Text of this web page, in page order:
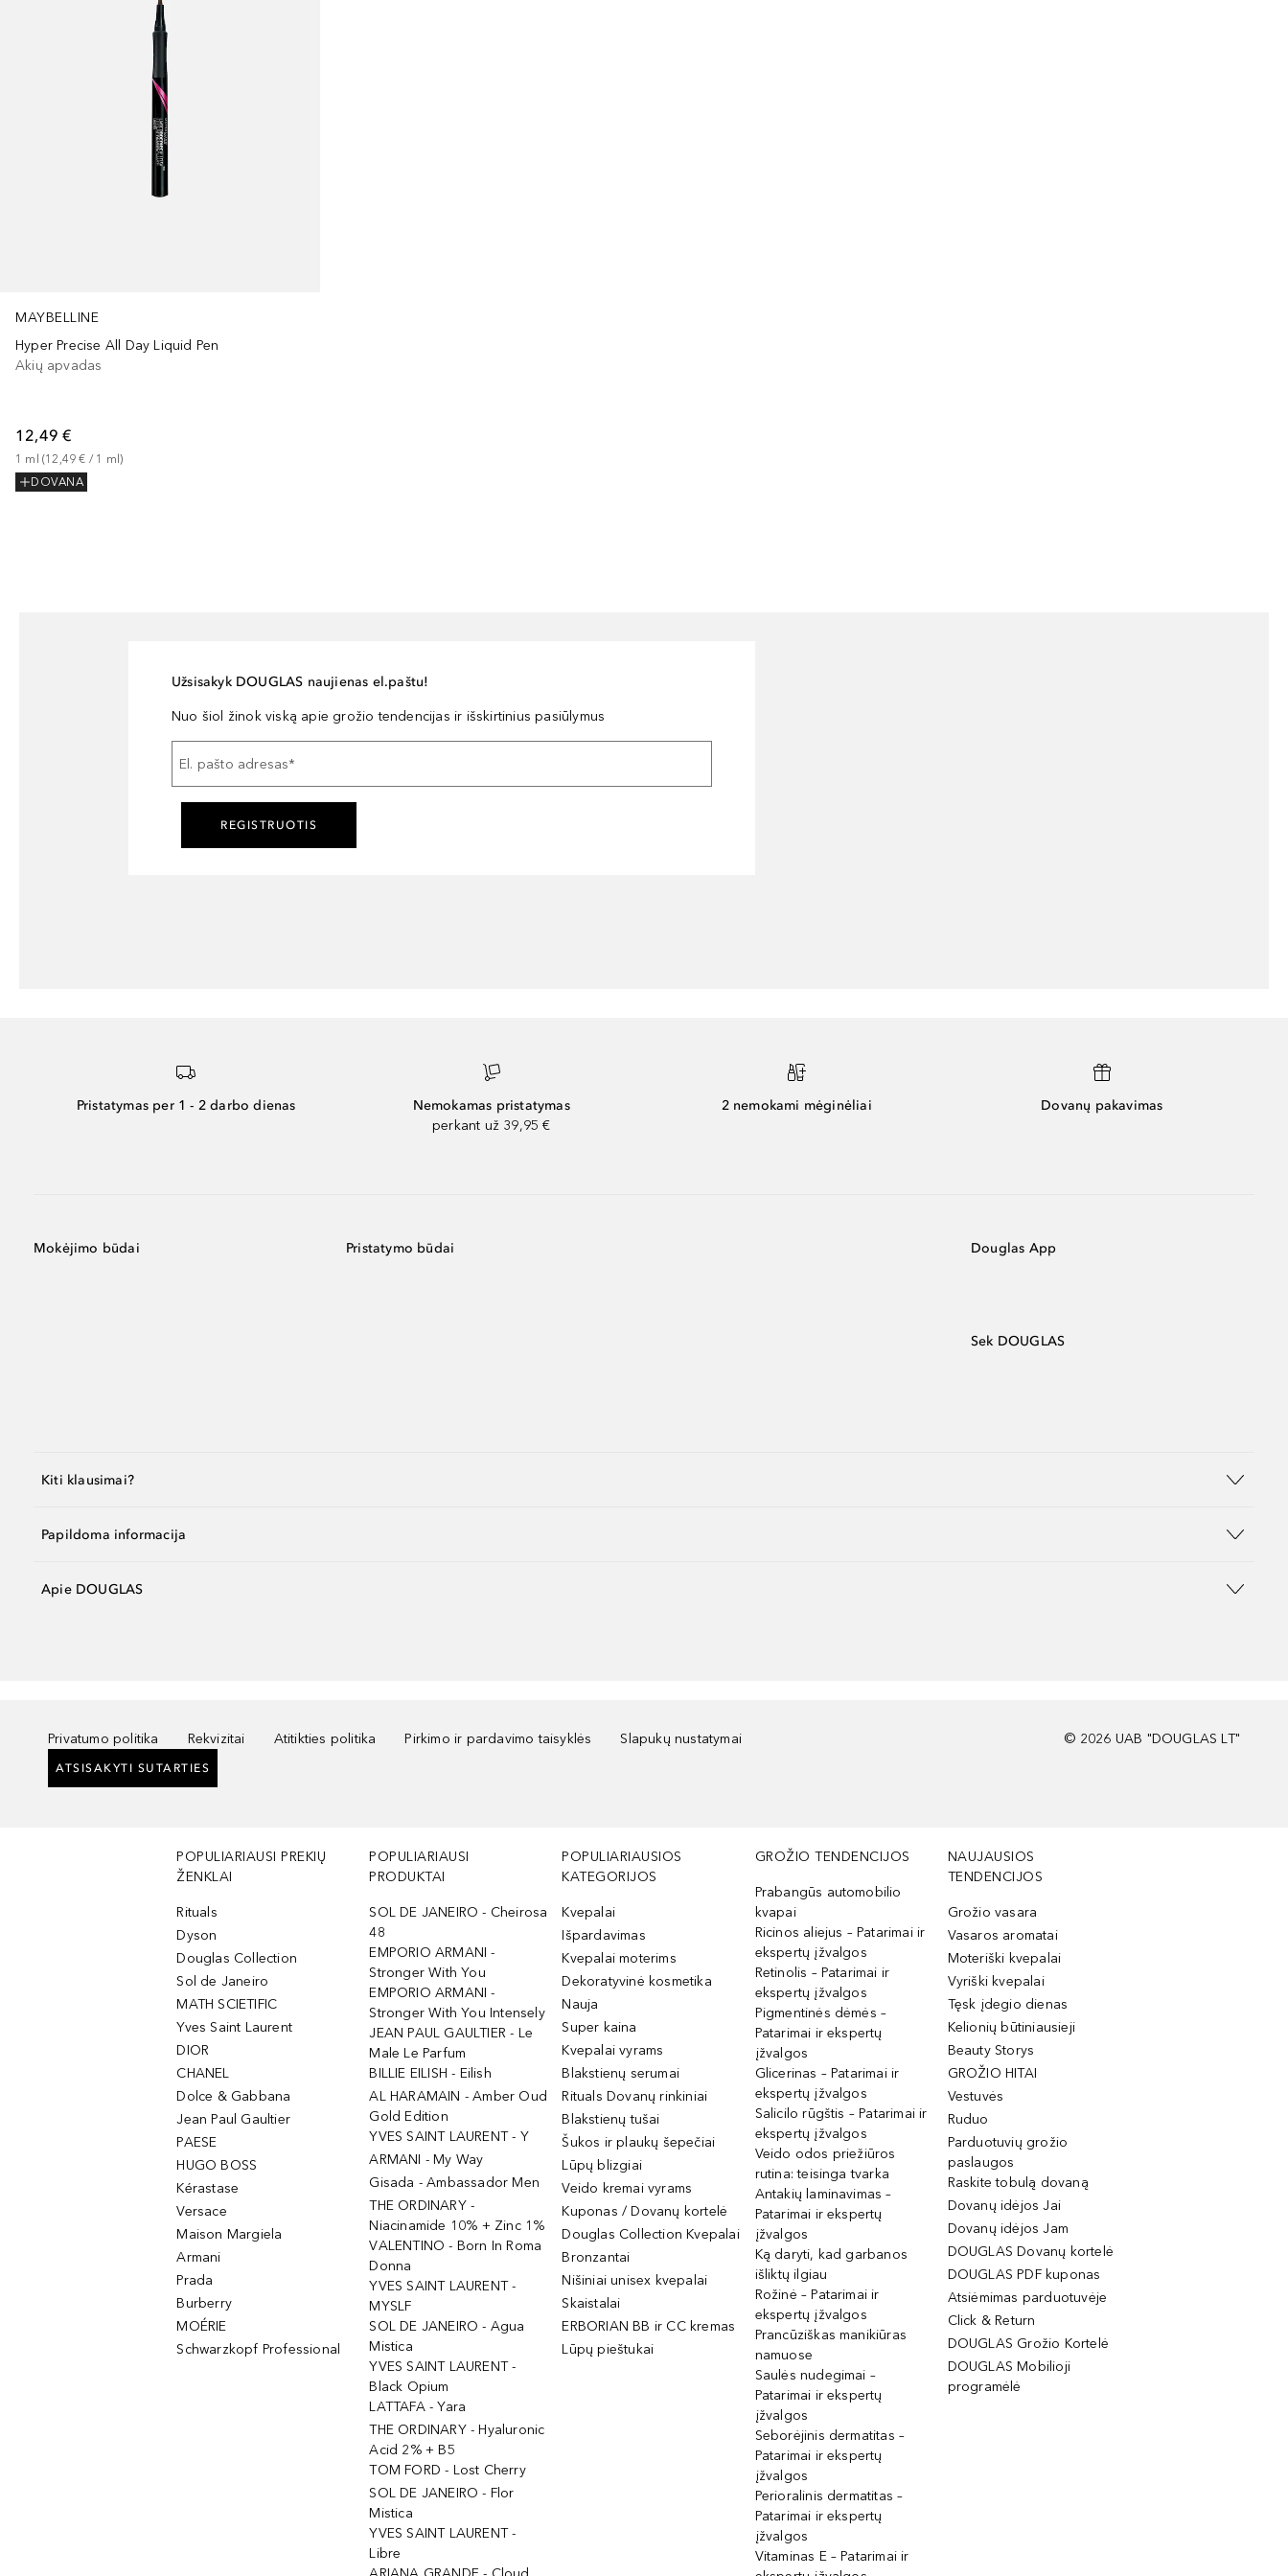
MAYBELLINE
Hyper Precise All Day Liquid Pen
Akių apvadas
12,49 €
1 ml (12,49 € / 1 ml)
DOVANA
Užsisakyk DOUGLAS naujienas el.paštu!
Nuo šiol žinok viską apie grožio tendencijas ir išskirtinius pasiūlymus
El. pašto adresas*
REGISTRUOTIS
Pristatymas per 1 - 2 darbo dienas
Nemokamas pristatymas
perkant už 39,95 €
2 nemokami mėginėliai Dovanų pakavimas
Mokėjimo būdai Pristatymo būdai Douglas App
Sek DOUGLAS
Kiti klausimai?
Papildoma informacija
Apie DOUGLAS
Privatumo politika Rekvizitai Atitikties politika Pirkimo ir pardavimo taisyklės Slapukų nustatymai
ATSISAKYTI SUTARTIES
© 2026 UAB "DOUGLAS LT"
POPULIARIAUSI PREKIŲ
ŽENKLAI
Rituals
Dyson
Douglas Collection
Sol de Janeiro
MATH SCIETIFIC
Yves Saint Laurent
DIOR
CHANEL
Dolce & Gabbana
Jean Paul Gaultier
PAESE
HUGO BOSS
Kérastase
Versace
Maison Margiela
Armani
Prada
Burberry
MOÉRIE
Schwarzkopf Professional
POPULIARIAUSI
PRODUKTAI
SOL DE JANEIRO - Cheirosa
48
EMPORIO ARMANI -
Stronger With You
EMPORIO ARMANI -
Stronger With You Intensely
JEAN PAUL GAULTIER - Le
Male Le Parfum
BILLIE EILISH - Eilish
AL HARAMAIN - Amber Oud
Gold Edition
YVES SAINT LAURENT - Y
ARMANI - My Way
Gisada - Ambassador Men
THE ORDINARY -
Niacinamide 10% + Zinc 1%
VALENTINO - Born In Roma
Donna
YVES SAINT LAURENT -
MYSLF
SOL DE JANEIRO - Agua
Mistica
YVES SAINT LAURENT -
Black Opium
LATTAFA - Yara
THE ORDINARY - Hyaluronic
Acid 2% + B5
TOM FORD - Lost Cherry
SOL DE JANEIRO - Flor
Mistica
YVES SAINT LAURENT -
Libre
POPULIARIAUSIOS
KATEGORIJOS
Kvepalai
Išpardavimas
Kvepalai moterims
Dekoratyvinė kosmetika
Nauja
Super kaina
Kvepalai vyrams
Blakstienų serumai
Rituals Dovanų rinkiniai
Blakstienų tušai
Šukos ir plaukų šepečiai
Lūpų blizgiai
Veido kremai vyrams
Kuponas / Dovanų kortelė
Douglas Collection Kvepalai
Bronzantai
Nišiniai unisex kvepalai
Skaistalai
ERBORIAN BB ir CC kremas
Lūpų pieštukai
GROŽIO TENDENCIJOS
Prabangūs automobilio
kvapai
Ricinos aliejus – Patarimai ir
ekspertų įžvalgos
Retinolis – Patarimai ir
ekspertų įžvalgos
Pigmentinės dėmės –
Patarimai ir ekspertų
įžvalgos
Glicerinas – Patarimai ir
ekspertų įžvalgos
Salicilo rūgštis – Patarimai ir
ekspertų įžvalgos
Veido odos priežiūros
rutina: teisinga tvarka
Antakių laminavimas –
Patarimai ir ekspertų
įžvalgos
Ką daryti, kad garbanos
išliktų ilgiau
Rožinė – Patarimai ir
ekspertų įžvalgos
Prancūziškas manikiūras
namuose
Saulės nudegimai –
Patarimai ir ekspertų
įžvalgos
Seborėjinis dermatitas –
Patarimai ir ekspertų
įžvalgos
Perioralinis dermatitas –
Patarimai ir ekspertų
įžvalgos
Vitaminas E – Patarimai ir
NAUJAUSIOS
TENDENCIJOS
Grožio vasara
Vasaros aromatai
Moteriški kvepalai
Vyriški kvepalai
Tęsk įdegio dienas
Kelionių būtiniausieji
Beauty Storys
GROŽIO HITAI
Vestuvės
Ruduo
Parduotuvių grožio
paslaugos
Raskite tobulą dovaną
Dovanų idėjos Jai
Dovanų idėjos Jam
DOUGLAS Dovanų kortelė
DOUGLAS PDF kuponas
Atsiėmimas parduotuvėje
Click & Return
DOUGLAS Grožio Kortelė
DOUGLAS Mobilioji
programėlė